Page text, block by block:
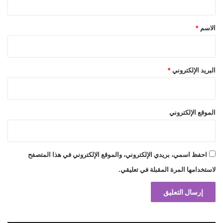
*
الاسم *
البريد الإلكتروني *
الموقع الإلكتروني
احفظ اسمي، بريدي الإلكتروني، والموقع الإلكتروني في هذا المتصفح
لاستخدامها المرة المقبلة في تعليقي.